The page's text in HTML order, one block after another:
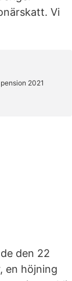
Vi
den 22
en höjning